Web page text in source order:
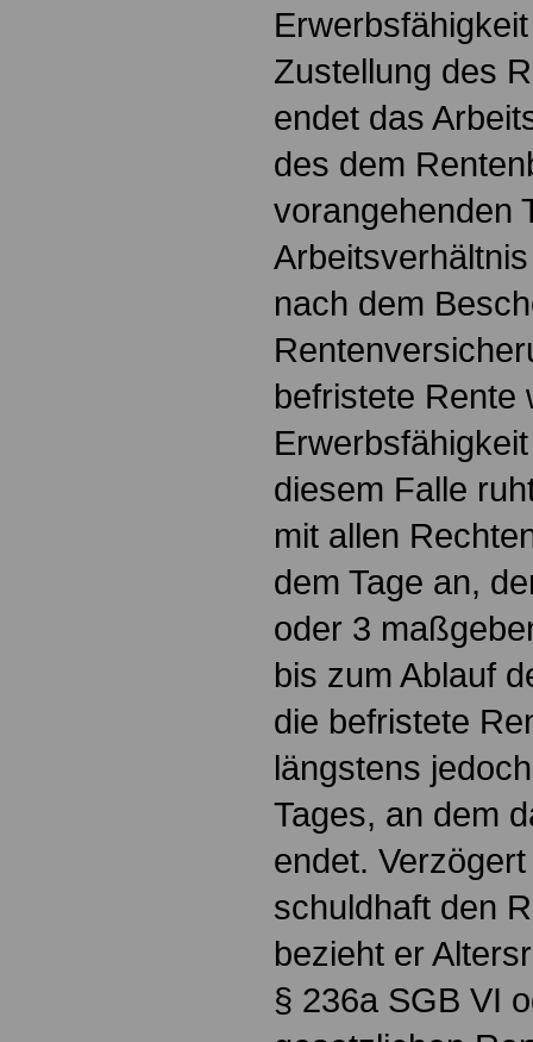
Zustellung des
endet das
des dem
vorangehenden
nach dem
befristete Rente
diesem Falle
mit allen
dem Tage an,
oder 3
bis zum Ablauf
die befristete
längstens
Tages, an dem
endet.
schuldhaft den
bezieht er
§ 236a SGB VI